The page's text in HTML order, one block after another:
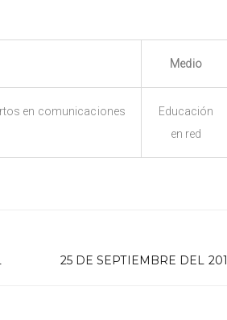
Medio
en comunicaciones
Educación
en red
25 DE SEPTIEMBRE DEL